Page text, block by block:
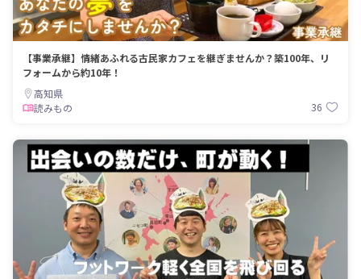
【事業承継】情緒あふれる古民家カフェを継ぎませんか？築100年、リ
フォームから約10年！
高知県
読みもの
36